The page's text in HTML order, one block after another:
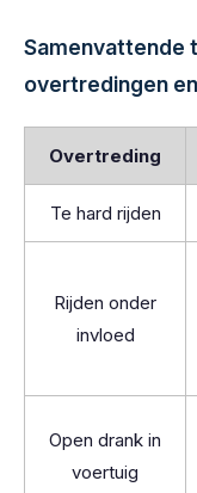
Samenvattende
overtredingen
Overtreding
Te hard rijden
Rijden onder
invloed
Open drank in
voertuig